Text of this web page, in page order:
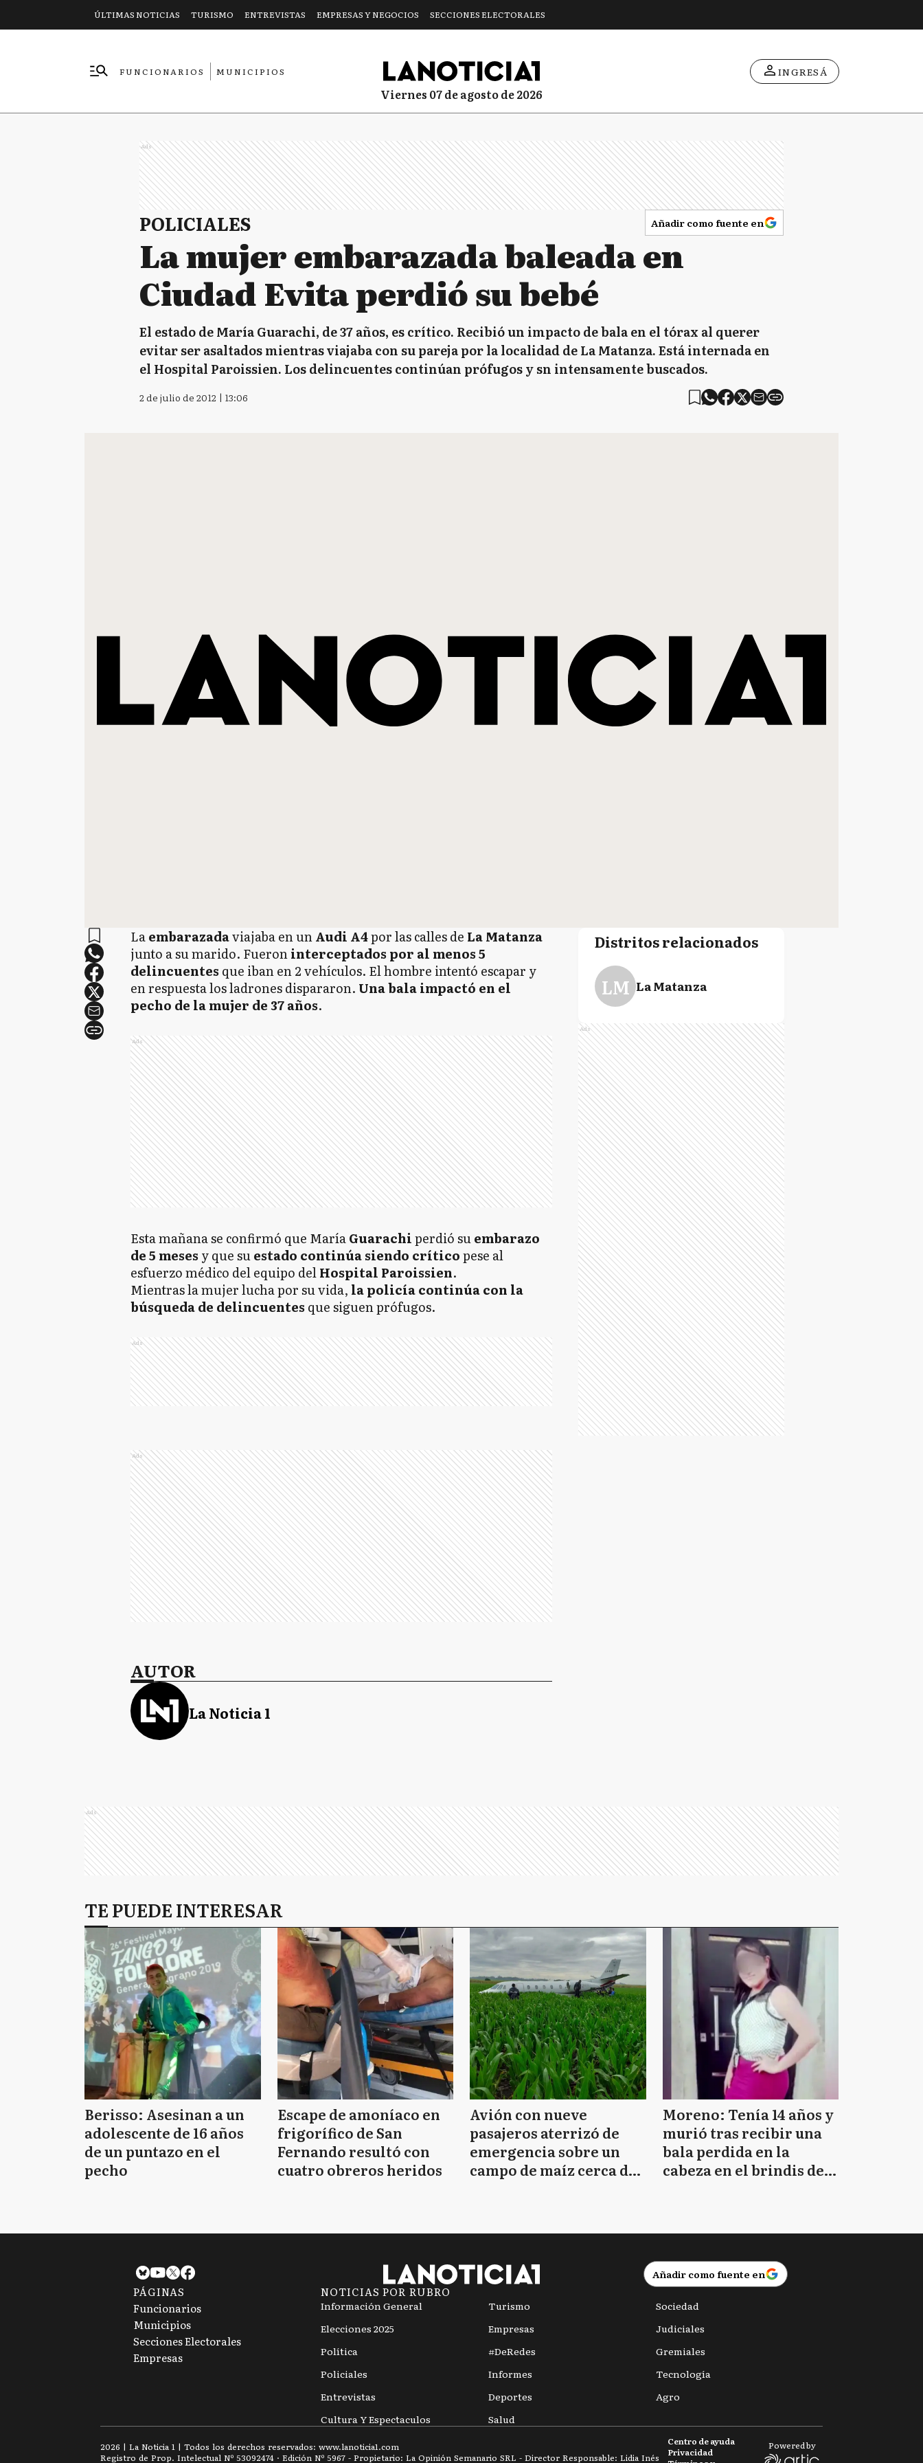
ÚLTIMAS NOTICIAS TURISMO ENTREVISTAS EMPRESAS Y NEGOCIOS SECCIONES ELECTORALES
FUNCIONARIOS
MUNICIPIOS
viernes 07 de agosto de 2026
INGRESÁ
Ads
POLICIALES Añadir como fuente en
La mujer embarazada baleada en
Ciudad Evita perdió su bebé
El estado de María Guarachi, de 37 años, es crítico. Recibió un impacto de bala en el tórax al querer
evitar ser asaltados mientras viajaba con su pareja por la localidad de La Matanza. Está internada en
el Hospital Paroissien. Los delincuentes continúan prófugos y sn intensamente buscados.
2 de julio de 2012 | 13:06
Laembarazadaviajaba en unAudi A4por las calles de La Matanza
junto a su marido. Fueroninterceptados por al menos 5
delincuentes que iban en 2 vehículos. El hombre intentó escapar y
en respuesta los ladrones dispararon. Una bala impactó en el
pecho de la mujer de 37 años.
Ads
Esta mañana se confirmó que MaríaGuarachiperdió suembarazo
de 5 meses y que suestado continúa siendo críticopese al
esfuerzo médico del equipo delHospital Paroissien.
Mientras la mujer lucha por su vida, la policía continúa con la
búsqueda de delincuentes que siguen prófugos.
Ads
Ads
AUTOR
La Noticia 1
Distritos relacionados
LM La Matanza
Ads
Ads
TE PUEDE INTERESAR
Berisso: Asesinan a un
adolescente de 16 años
de un puntazo en el
pecho
Escape de amoníaco en
frigorífico de San
Fernando resultó con
cuatro obreros heridos
Avión con nueve
pasajeros aterrizó de
emergencia sobre un
campo de maíz cerca de
Moreno: Tenía 14 años y
murió tras recibir una
bala perdida en la
cabeza en el brindis de
Añadir como fuente en
PÁGINAS
Funcionarios
Municipios
Secciones Electorales
Empresas
NOTICIAS POR RUBRO
Información General
Elecciones 2025
Política
Policiales
Entrevistas
Cultura Y Espectaculos
Turismo
Empresas
#DeRedes
Informes
Deportes
Salud
Sociedad
Judiciales
Gremiales
Tecnología
Agro
2026 | La Noticia 1 | Todos los derechos reservados: www.lanoticia1.com
Registro de Prop. Intelectual Nº 53092474 · Edición Nº 5967 - Propietario: La Opinión Semanario SRL - Director Responsable: Lidia Inés
Privacidad
Centro de ayuda Powered by